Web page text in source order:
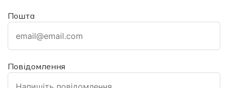
Пошта
Повідомлення